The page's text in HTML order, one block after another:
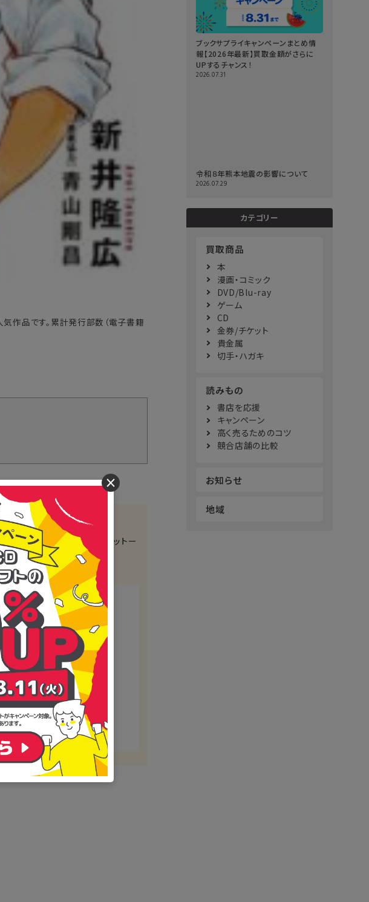
作品です。累計発行部数（電子書籍
感動を循環させよう』をモットー
ブックサプライキャンペーンまとめ情
報【2026年最新】買取金額がさらに
UPするチャンス！
2026.07.31
令和８年熊本地震の影響について
2026.07.29
カテゴリー
買取商品
本
漫画・コミック
DVD/Blu-ray
ゲーム
CD
金券/チケット
貴金属
切手・ハガキ
読みもの
書店を応援
キャンペーン
高く売るためのコツ
競合店舗の比較
お知らせ
地域
×